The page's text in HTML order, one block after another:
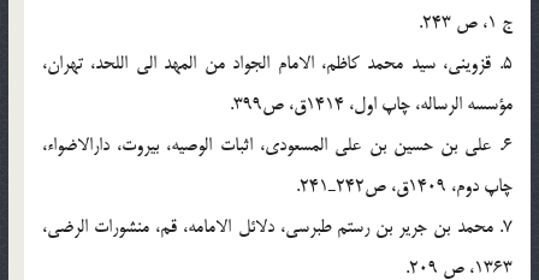
ج 1، ص 243.
5. قزوینی، سید محمد کاظم، الامام الجواد من المهد الی اللحد، تهران،
مؤسسه الرساله، چاپ اول، 1414ق، ص399.
6. علی بن حسین بن علی المسعودی، اثبات الوصیه، بیروت، دارالاضواء،
چاپ دوم، 1409ق، ص242ـ241.
7. محمد بن جریر بن رستم طبرسی، دلائل الامامه، قم، منشورات الرضی،
1363، ص 209.